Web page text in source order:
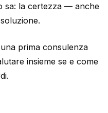
sa: la certezza — anche
prima consulenza
insieme se e come